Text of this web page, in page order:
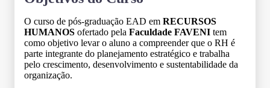
O curso de pós-graduação EAD em RECURSOS
HUMANOS ofertado pela Faculdade FAVENI tem
como objetivo levar o aluno a compreender que o RH é
parte integrante do planejamento estratégico e trabalha
pelo crescimento, desenvolvimento e sustentabilidade da
organização.